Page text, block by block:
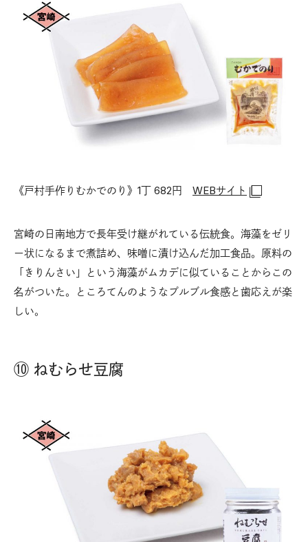
《戸村手作りむかでのり》1丁 682円 WEBサイト
宮崎の日南地方で長年受け継がれている伝統食。海藻をゼリ
ー状になるまで煮詰め、味噌に漬け込んだ加工食品。原料の
「きりんさい」という海藻がムカデに似ていることからこの
名がついた。ところてんのようなプルブル食感と歯応えが楽
しい。
⑩ ねむらせ豆腐